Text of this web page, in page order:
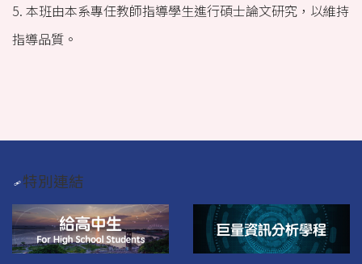
5. 本班由本系專任教師指導學生進行碩士論文研究，以維持
指導品質。
特別連結